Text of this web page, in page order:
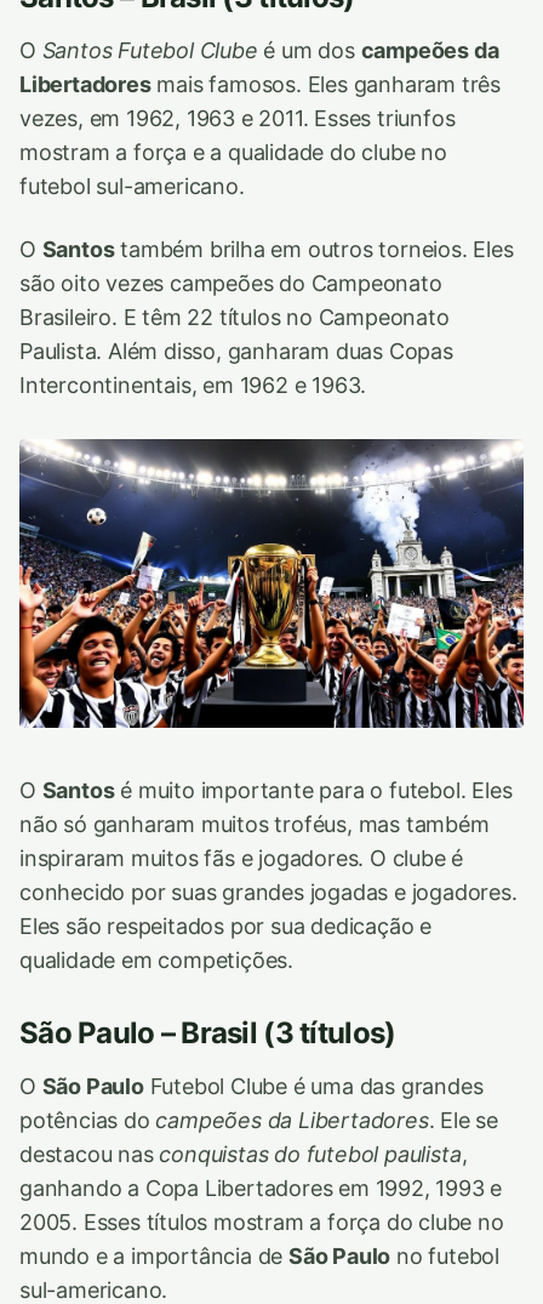
O Santos Futebol Clube é um dos campeões da
Libertadoresmais famosos. Eles ganharam três
vezes, em 1962, 1963 e 2011. Esses triunfos
mostram a força e a qualidade do clube no
futebol sul-americano.
O Santostambém brilha em outros torneios. Eles
são oito vezes campeões do Campeonato
Brasileiro. E têm 22 títulos no Campeonato
Paulista. Além disso, ganharam duas Copas
Intercontinentais, em 1962 e 1963.
O Santosé muito importante para o futebol. Eles
não só ganharam muitos troféus, mas também
inspiraram muitos fãs e jogadores. O clube é
conhecido por suas grandes jogadas e jogadores.
Eles são respeitados por sua dedicação e
qualidade em competições.
São Paulo – Brasil (3 títulos)
O São PauloFutebol Clube é uma das grandes
potências do campeões da Libertadores. Ele se
destacou nas conquistas do futebol paulista,
ganhando a Copa Libertadores em 1992, 1993 e
2005. Esses títulos mostram a força do clube no
mundo e a importância deSão Paulo no futebol
sul-americano.